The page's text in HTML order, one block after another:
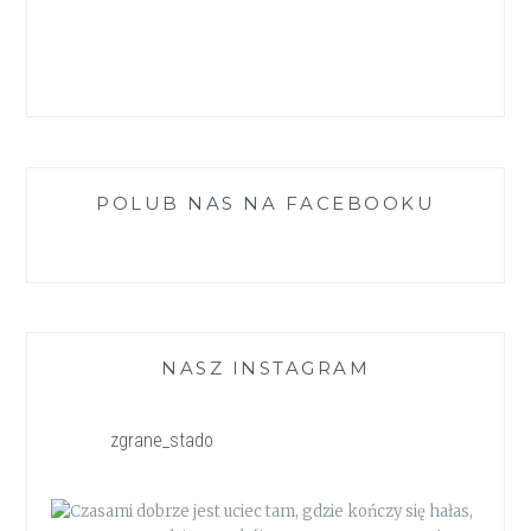
POLUB NAS NA FACEBOOKU
NASZ INSTAGRAM
zgrane_stado